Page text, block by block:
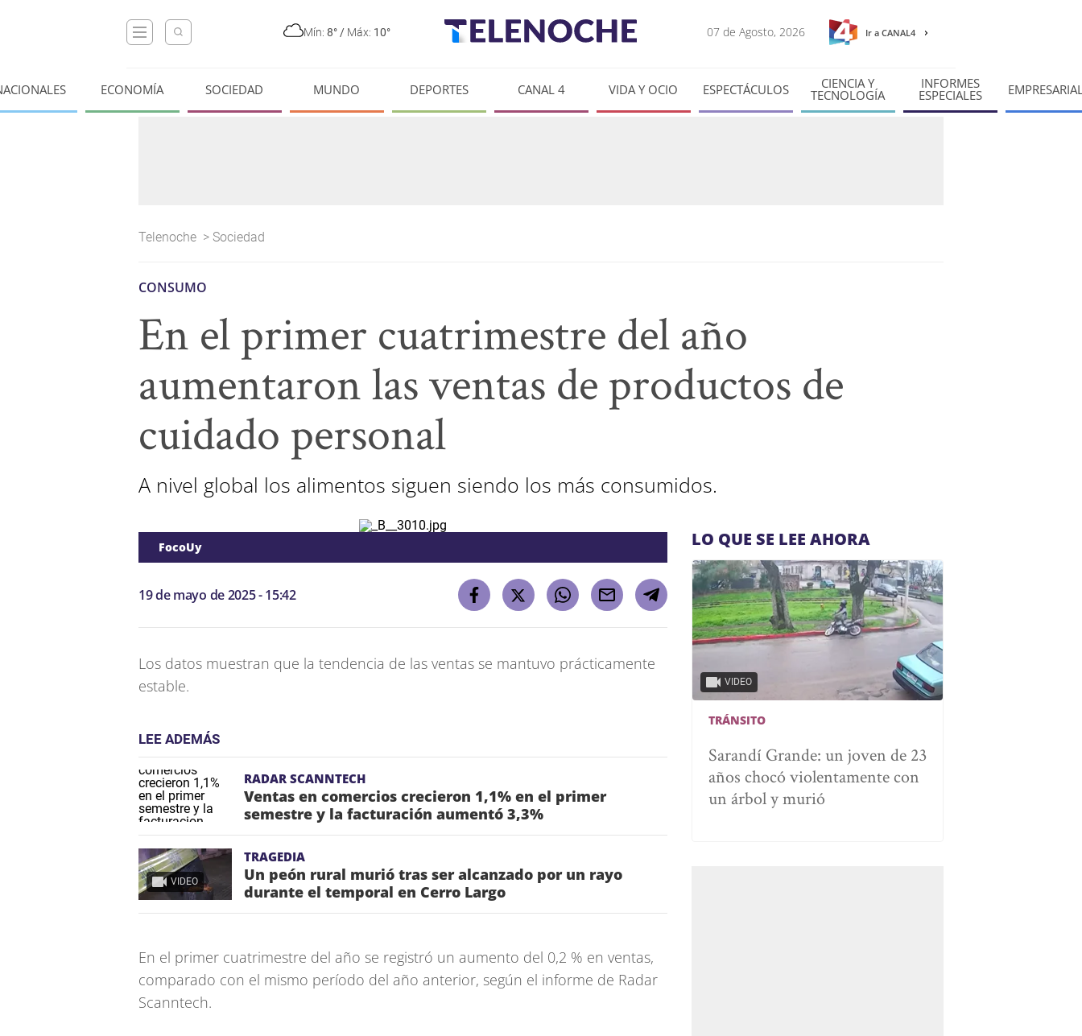
Mín: 8° / Máx: 10° 07 de Agosto, 2026 Ir a CANAL4
ECONOMÍA SOCIEDAD MUNDO DEPORTES CANAL 4 VIDA Y OCIO ESPECTÁCULOS CIENCIA Y
TECNOLOGÍA
INFORMES
ESPECIALES
Telenoche > Sociedad
CONSUMO
En el primer cuatrimestre del año
aumentaron las ventas de productos de
cuidado personal
A nivel global los alimentos siguen siendo los más consumidos.
FocoUy
19 de mayo de 2025 - 15:42
Los datos muestran que la tendencia de las ventas se mantuvo prácticamente
estable.
LEE ADEMÁS
RADAR SCANNTECH
Ventas en comercios crecieron 1,1% en el primer
semestre y la facturación aumentó 3,3%
VIDEO
TRAGEDIA
Un peón rural murió tras ser alcanzado por un rayo
durante el temporal en Cerro Largo
En el primer cuatrimestre del año se registró un aumento del 0,2 % en ventas,
comparado con el mismo período del año anterior, según el informe de Radar
Scanntech.
LO QUE SE LEE AHORA
VIDEO
TRÁNSITO
Sarandí Grande: un joven de 23
años chocó violentamente con
un árbol y murió